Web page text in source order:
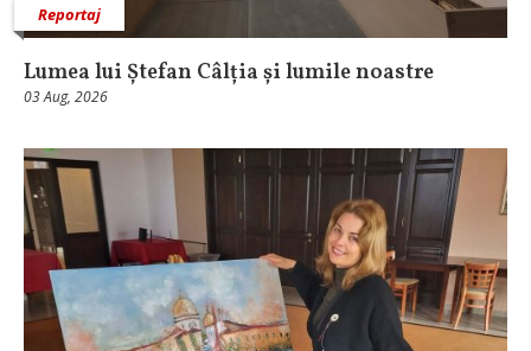
Reportaj
Lumea lui Ștefan Câlția și lumile noastre
03 Aug, 2026